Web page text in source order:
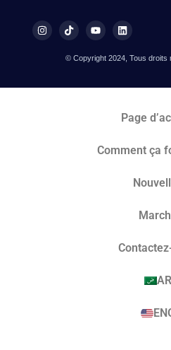
© Copyright 2024, Tous droits
Page
Comment ça
AR